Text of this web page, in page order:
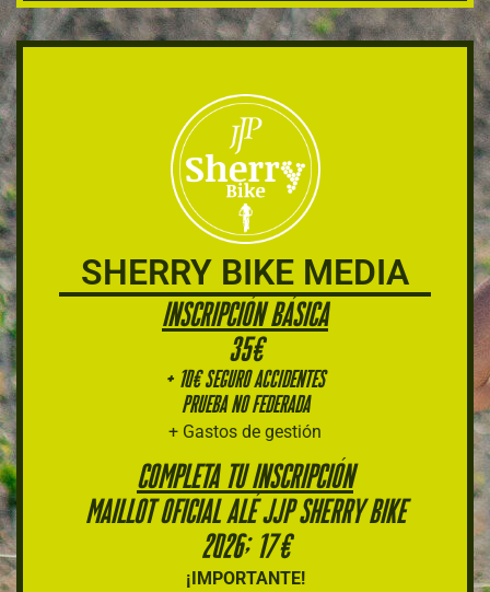
SHERRY BIKE MEDIA
INSCRIPCIÓN BÁSICA
35€
+ 10€ Seguro Accidentes
PRUEBA NO FEDERADA
+ Gastos de gestión
COMPLETA TU INSCRIPCIÓN
Maillot Oficial ALÉ jjp sherry bike
2026; 17€
¡IMPORTANTE!